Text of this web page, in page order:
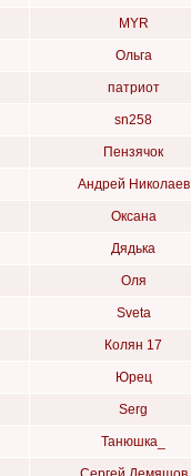
MYR
Ольга
патриот
sn258
Пензячок
Андрей Николаев
Оксана
Дядька
Оля
Sveta
Колян 17
Юрец
Serg
Танюшка_